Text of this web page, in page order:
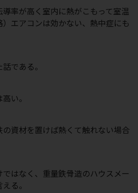
率が高く室内に熱がこもって室温
エアコンは効かない、熱中症にも
である。
い。
資材を置けば熱くて触れない場合
はなく、重量鉄骨造のハウスメー
る。